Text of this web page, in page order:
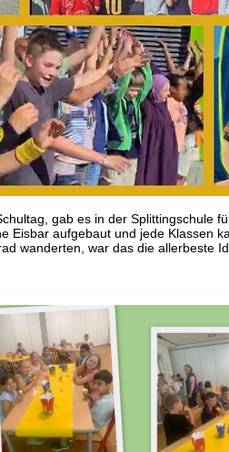
gab es in der Splittingschule
Eisbar aufgebaut und jede Klassen
wanderten, war das die allerbeste